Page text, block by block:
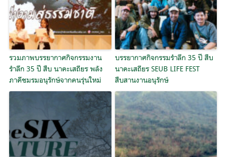
รวมภาพบรรยากาศกิจกรรมงาน
รำลึก 35 ปี สืบ นาคะเสถียร พลัง
ภาคีชมรมอนุรักษ์จากคนรุ่นใหม่
บรรยากาศกิจกรรมรำลึก 35 ปี สืบ
นาคะเสถียร SEUB LIFE FEST
สืบสานงานอนุรักษ์